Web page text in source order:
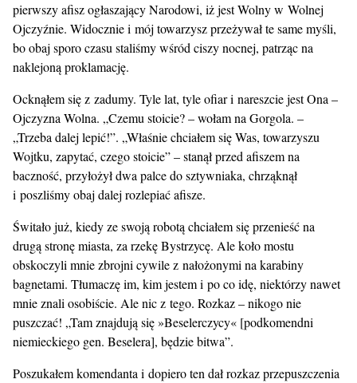
pierwszy afisz ogłaszający Narodowi, iż jest Wolny w Wolnej
Ojczyźnie. Widocznie i mój towarzysz przeżywał te same myśli,
bo obaj sporo czasu staliśmy wśród ciszy nocnej, patrząc na
naklejoną proklamację.
Ocknąłem się z zadumy. Tyle lat, tyle ofiar i nareszcie jest Ona –
Ojczyzna Wolna. „Czemu stoicie? – wołam na Gorgola. –
„Trzeba dalej lepić!”. „Właśnie chciałem się Was, towarzyszu
Wojtku, zapytać, czego stoicie” – stanął przed afiszem na
baczność, przyłożył dwa palce do sztywniaka, chrząknął
i poszliśmy obaj dalej rozlepiać afisze.
Świtało już, kiedy ze swoją robotą chciałem się przenieść na
drugą stronę miasta, za rzekę Bystrzycę. Ale koło mostu
obskoczyli mnie zbrojni cywile z nałożonymi na karabiny
bagnetami. Tłumaczę im, kim jestem i po co idę, niektórzy nawet
mnie znali osobiście. Ale nic z tego. Rozkaz – nikogo nie
puszczać! „Tam znajdują się »Beselerczycy« [podkomendni
niemieckiego gen. Beselera], będzie bitwa”.
Poszukałem komendanta i dopiero ten dał rozkaz przepuszczenia